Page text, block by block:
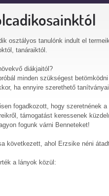
osztályos tanulónk indult el
tanáraiktól.
diákjaitól?
minden szükségest
ha ennyire szerethető
fogadkozott, hogy szeretnének
támogatást keressenek
fogunk várni Benneteket!
következett, ahol Erzsike néni
a lányok közül: